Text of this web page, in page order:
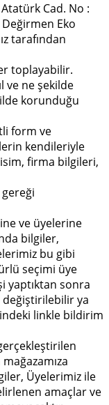
Cad. No :
Değirmen Eko
tarafından
toplayabilir.
ve ne şekilde
korunduğu
form ve
kendileriyle
firma bilgileri,
gereği
ve üyelerine
bilgiler,
bu gibi
seçimi üye
yaptıktan sonra
ya
linkle bildirim
Üyelerimiz ile
amaçlar ve